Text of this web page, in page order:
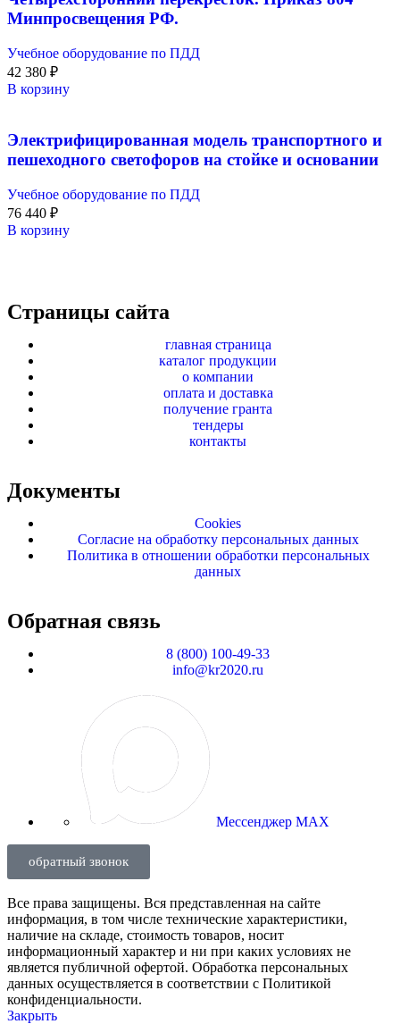
Минпросвещения РФ.
Учебное оборудование по ПДД
42 380 ₽
В корзину
Электрифицированная модель транспортного и
пешеходного светофоров на стойке и основании
Учебное оборудование по ПДД
76 440 ₽
В корзину
Страницы сайта
главная страница
каталог продукции
о компании
оплата и доставка
получение гранта
тендеры
контакты
Документы
Cookies
Согласие на обработку персональных данных
Политика в отношении обработки персональных
данных
Обратная связь
8 (800) 100-49-33
info@kr2020.ru
Мессенджер MAX
обратный звонок
Все права защищены. Вся представленная на сайте
информация, в том числе технические характеристики,
наличие на складе, стоимость товаров, носит
информационный характер и ни при каких условиях не
является публичной офертой. Обработка персональных
данных осуществляется в соответствии с Политикой
конфиденциальности.
Закрыть